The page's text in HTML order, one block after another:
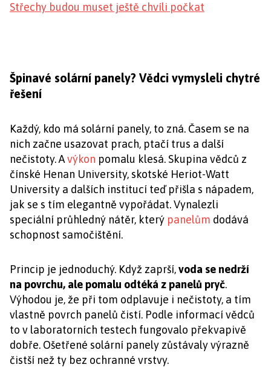
Střechy budou muset ještě chvíli počkat
Špinavé solární panely? Vědci vymysleli chytré
řešení
Každý, kdo má solární panely, to zná. Časem se na
nich začne usazovat prach, ptačí trus a další
nečistoty. Avýkon pomalu klesá. Skupina vědců z
čínské Henan University, skotské Heriot-Watt
University a dalších institucí teď přišla s nápadem,
jak se s tím elegantně vypořádat. Vynalezli
speciální průhledný nátěr, který panelům dodává
schopnost samočištění.
Princip je jednoduchý. Když zaprší,voda se nedrží
na povrchu, ale pomalu odtéká z panelů pryč.
Výhodou je, že při tom odplavuje i nečistoty, a tím
vlastně povrch panelů čistí. Podle informací vědců
to v laboratorních testech fungovalo překvapivě
dobře. Ošetřené solární panely zůstávaly výrazně
čistší než ty bez ochranné vrstvy.